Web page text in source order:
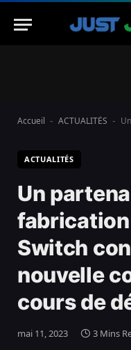
Accueil - ACTUALITÉS - Un
ACTUALITÉS
Un
fabrication
Switch
nouvelle
cours de
mai 11, 2023 3 Mins